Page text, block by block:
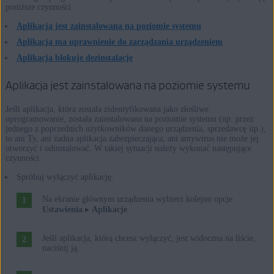
poniższe czynności:
Aplikacja jest zainstalowana na poziomie systemu
Aplikacja ma uprawnienie do zarządzania urządzeniem
Aplikacja blokuje dezinstalację
Aplikacja jest zainstalowana na poziomie systemu
Jeśli aplikacja, która została zidentyfikowana jako złośliwe
oprogramowanie, została zainstalowana na poziomie systemu (np. przez
jednego z poprzednich użytkowników danego urządzenia, sprzedawcę itp.),
to ani Ty, ani żadna aplikacja zabezpieczająca, ani antywirus nie może jej
otworzyć i odinstalować. W takiej sytuacji należy wykonać następujące
czynności:
Spróbuj wyłączyć aplikację:
Na ekranie głównym urządzenia wybierz kolejno opcje
Ustawienia ▸ Aplikacje.
Jeśli aplikacja, którą chcesz wyłączyć, jest widoczna na liście,
naciśnij ją.